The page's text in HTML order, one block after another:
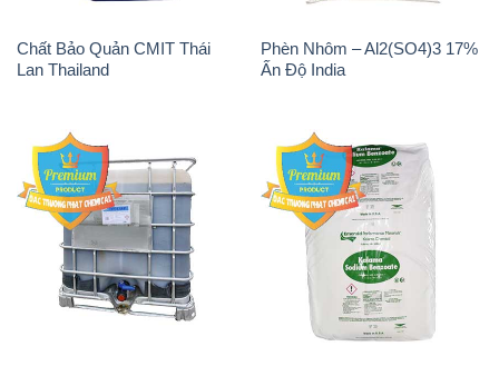
Chất Bảo Quản CMIT Thái
Lan Thailand
Phèn Nhôm – Al2(SO4)3 17%
Ấn Độ India